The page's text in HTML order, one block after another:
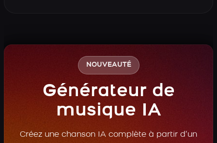
NOUVEAUTÉ
Générateur de
musique IA
Créez une chanson IA complète à partir d’un